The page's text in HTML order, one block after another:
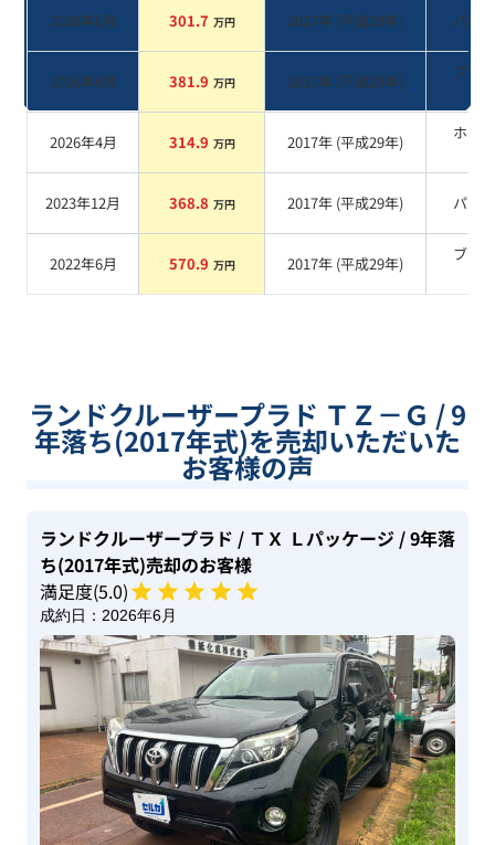
2026年6月 301.7 万円 2017年 (平成29年) パール
2026年6月 381.9 万円 2017年 (平成29年)
ブラ
2026年4月 314.9 万円 2017年 (平成29年)
ホワ
2023年12月 368.8 万円 2017年 (平成29年) パール
2022年6月 570.9 万円 2017年 (平成29年)
ブラ
ランドクルーザープラド ＴＺ－Ｇ / 9
年落ち(2017年式)を売却いただいた
お客様の声
ランドクルーザープラド / ＴＸ Ｌパッケージ / 9年落
ち(2017年式)売却のお客様
満足度(5.0)
成約日： 2026年6月